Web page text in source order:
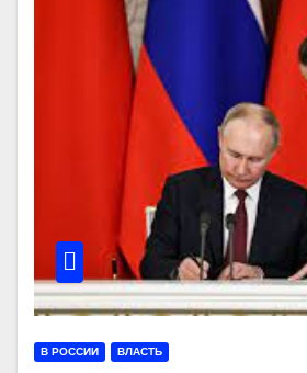
В РОССИИ ВЛАСТЬ